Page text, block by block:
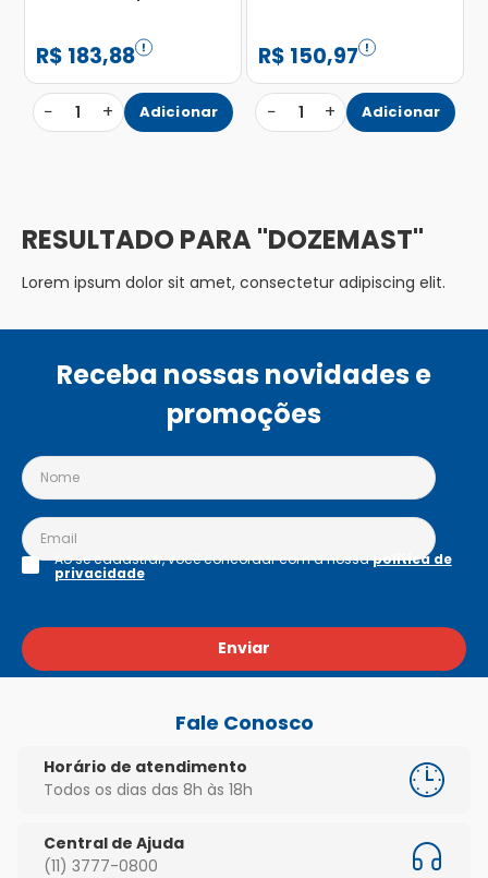
R$ 183,88
− 1 + Adicionar
R$ 150,97
− 1 + Adicionar
DOZEMAST
Lorem ipsum dolor sit amet, consectetur adipiscing elit.
Receba nossas novidades e
promoções
Enviar
Ao se cadastrar, você concordar com a nossapolítica de
privacidade
Fale Conosco
Horário de atendimento
Todos os dias das 8h às 18h
Central de Ajuda
(11) 3777-0800